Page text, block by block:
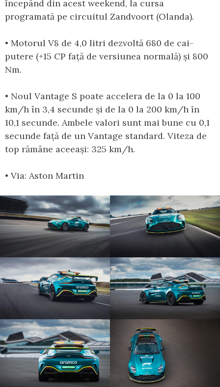
începând din acest weekend, la cursa
programată pe circuitul Zandvoort (Olanda).
• Motorul V8 de 4,0 litri dezvoltă 680 de cai-
putere (+15 CP față de versiunea normală) și 800
Nm.
• Noul Vantage S poate accelera de la 0 la 100
km/h în 3,4 secunde și de la 0 la 200 km/h în
10,1 secunde. Ambele valori sunt mai bune cu 0,1
secunde față de un Vantage standard. Viteza de
top rămâne aceeași: 325 km/h.
• Via: Aston Martin